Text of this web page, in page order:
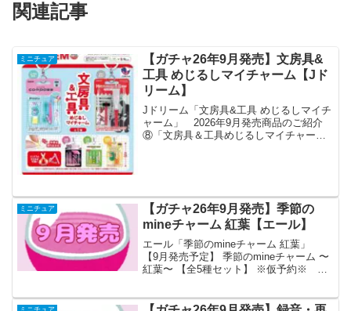
関連記事
ミニチュア
【ガチャ26年9月発売】文房具&
工具 めじるしマイチャーム【Jド
リーム】
Jドリーム「文房具&工具 めじるしマイチ
ャーム」 2026年9月発売商品のご紹介
⑧「文房具＆工具めじるしマイチャー
ミニチュア
【ガチャ26年9月発売】季節の
mineチャーム 紅葉【エール】
エール「季節のmineチャーム 紅葉」
【9月発売予定】 季節のmineチャーム 〜
紅葉〜 【全5種セット】 ※仮予約※
日光に当てると色が変わる！ 商品